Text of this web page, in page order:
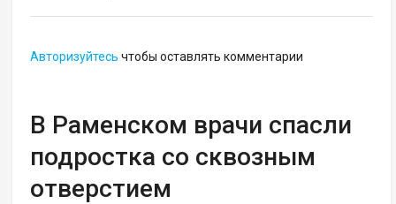
Авторизуйтесь чтобы оставлять комментарии
В Раменском врачи спасли
подростка со сквозным
отверстием